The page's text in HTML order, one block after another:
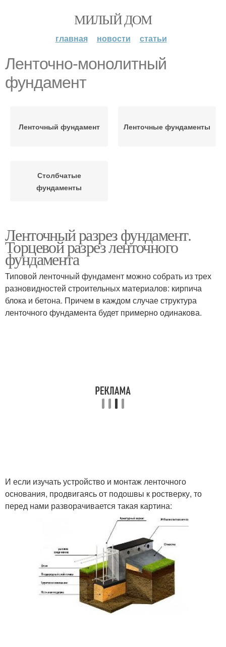
МИЛЫЙ ДОМ
главная новости статьи
Ленточно-монолитный
фундамент
Ленточный фундамент Ленточные фундаменты
Столбчатые
фундаменты
Ленточный разрез фундамент.
Торцевой разрез ленточного
фундамента
Типовой ленточный фундамент можно собрать из трех
разновидностей строительных материалов: кирпича
блока и бетона. Причем в каждом случае структура
ленточного фундамента будет примерно одинакова.
И если изучать устройство и монтаж ленточного
основания, продвигаясь от подошвы к ростверку, то
перед нами разворачивается такая картина: